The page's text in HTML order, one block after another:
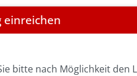
einreichen
bitte nach Möglichkeit den